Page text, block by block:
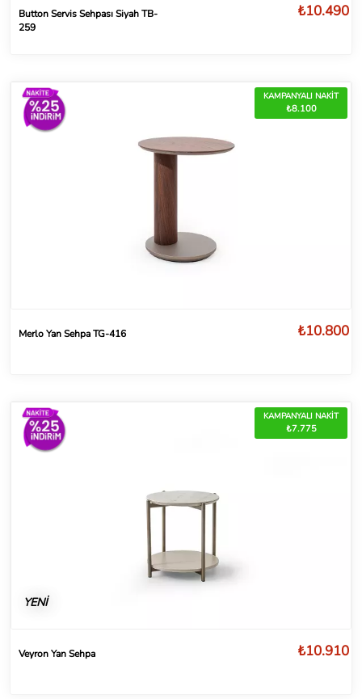
Button Servis Sehpası Siyah TB-
259
₺10.490
KAMPANYALI NAKİT
₺8.100
Merlo Yan Sehpa TG-416 ₺10.800
KAMPANYALI NAKİT
₺7.775
YENİ
Veyron Yan Sehpa ₺10.910